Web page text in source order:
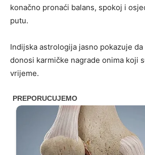
konačno pronaći balans, spokoj i
putu.
Indijska astrologija jasno pokazuje
donosi karmičke nagrade onima koji
vrijeme.